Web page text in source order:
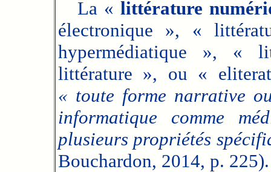
La «littérature
électronique », «
hypermédiatique », «
littérature », ou «
« toute forme narrative
informatique comme
plusieurs propriétés
Bouchardon, 2014, p. 225).